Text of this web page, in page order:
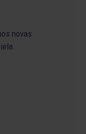
novas